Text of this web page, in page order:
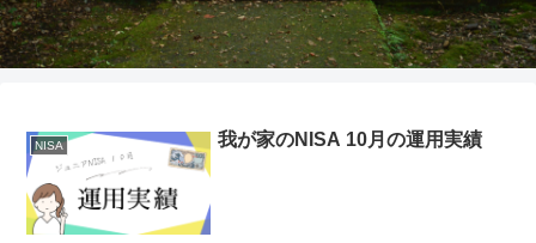
NISA 我が家のNISA 10月の運用実績